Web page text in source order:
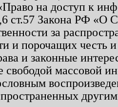
на доступ к
ст.57 Закона РФ «О
за
и порочащих честь
и законные
свободой массовой